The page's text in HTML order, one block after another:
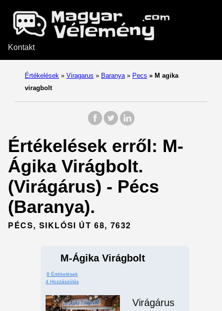
Kontakt
Értékelések » Viragarus » Baranya » Pecs » M agika
viragbolt
Értékelések erről: M-
Ágika Virágbolt.
(Virágárus) - Pécs
(Baranya).
PÉCS, SIKLÓSI ÚT 68, 7632
M-Ágika Virágbolt
8 Értékelések
4 Hozzászólás
Virágárus